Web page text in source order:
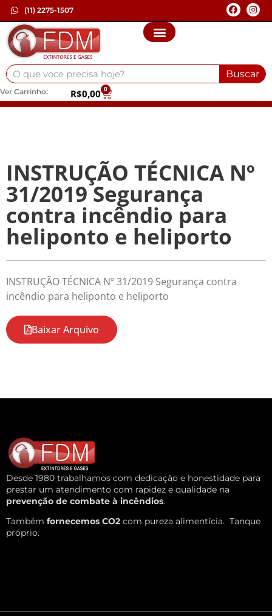
(11) 2275-1507
Buscar
Ver Carrinho: R$0,00 0
INSTRUÇÃO TÉCNICA Nº
31/2019 Segurança
contra incêndio para
heliponto e heliporto
INSTRUÇÃO TÉCNICA Nº 31/2019 Segurança contra
incêndio para heliponto e heliporto
Baixar Arquivo
Desde 1980 trabalhamos com dedicação e honestidade para
prestar um atendimento com rapidez e qualidade na
prevenção de combate à incêndios.
Também fornecemos CO2 com pureza alimentícia. Tanque
próprio.